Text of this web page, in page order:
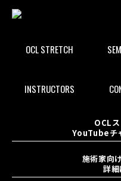
OCL STRETCH
INSTRUCTORS
OCL
YouTubeチ
施術家向
詳細